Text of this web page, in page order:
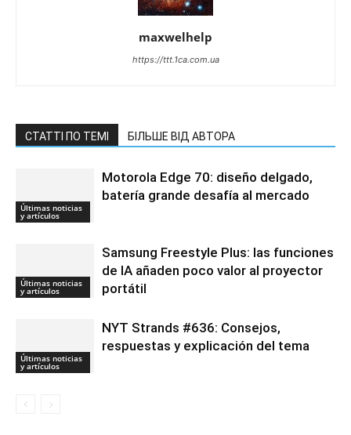
maxwelhelp
https://ttt.1ca.com.ua
СТАТТІ ПО ТЕМІ БІЛЬШЕ ВІД АВТОРА
Últimas noticias
y artículos
Motorola Edge 70: diseño delgado,
batería grande desafía al mercado
Últimas noticias
y artículos
Samsung Freestyle Plus: las funciones
de IA añaden poco valor al proyector
portátil
Últimas noticias
y artículos
NYT Strands #636: Consejos,
respuestas y explicación del tema